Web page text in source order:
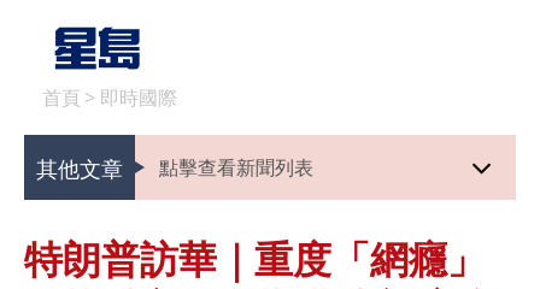
首頁 > 即時國際
其他文章 點擊查看新聞列表
特朗普訪華｜重度「網癮」